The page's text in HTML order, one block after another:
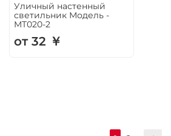
Уличный настенный
светильник Модель -
MT020-2
от 32 ￥